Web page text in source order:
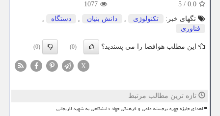
0.0
/
5
1077
تگهای خبر:
تكنولوژی , دانش بنیان , دستگاه
,
فناوری
این مطلب هوافضا را می پسندید؟ (0)
(0)
X
تازه ترین مطالب مرتبط
اهدای جایزه چهره برجسته علمی و فرهنگی جهاد دانشگاهی به شهید لاریجانی